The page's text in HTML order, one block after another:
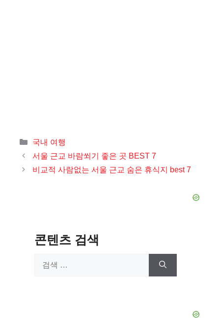
카
테
리
국내 여행
서울 근교 바람쐬기 좋은 곳 BEST 7
비교적 사람없는 서울 근교 숨은 휴식지 best 7
콘텐츠 검색